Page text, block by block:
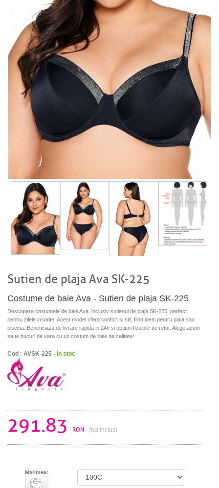
Sutien de plaja Ava SK-225
Costume de baie Ava - Sutien de plaja SK-225
Descopera costumele de baie Ava, inclusiv sutienul de plaja SK-225, perfect
pentru zilele insorite. Acest model ofera confort si stil, fiind ideal pentru plaja sau
piscina. Beneficiaza de livrare rapida in 24h si optiuni flexibile de retur. Alege acum
sa te bucuri de vara cu un costum de baie de calitate!
Cod : AVSK-225 - in stoc
291.83 RON (tva inclus)
Marimea: